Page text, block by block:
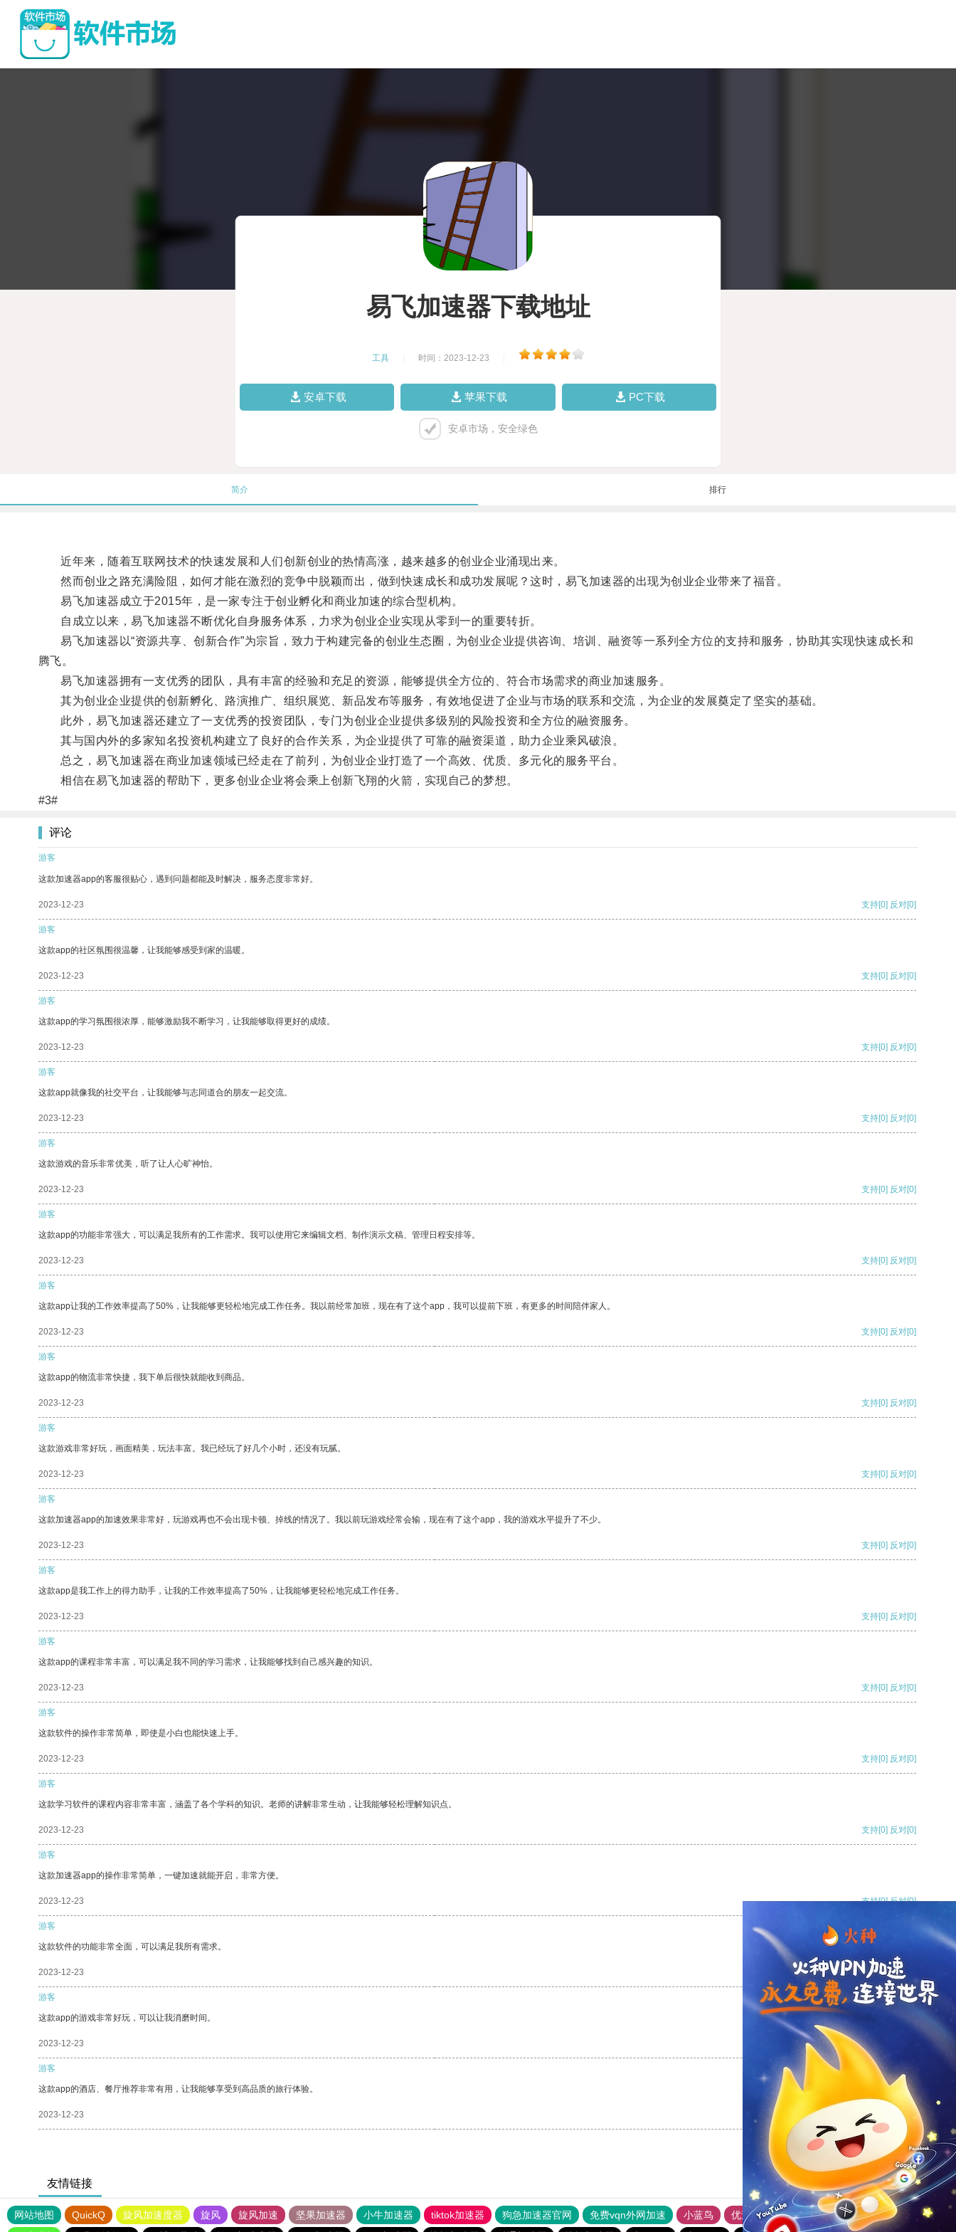
易飞加速器下载地址
工具 时间：2023-12-23
安卓下载 苹果下载 PC下载
安卓市场，安全绿色
简介 排行
近年来，随着互联网技术的快速发展和人们创新创业的热情高涨，越来越多的创业企业涌现出来。
然而创业之路充满险阻，如何才能在激烈的竞争中脱颖而出，做到快速成长和成功发展呢？这时，易飞加速器的出现为创业企业带来了福音。
易飞加速器成立于2015年，是一家专注于创业孵化和商业加速的综合型机构。
自成立以来，易飞加速器不断优化自身服务体系，力求为创业企业实现从零到一的重要转折。
易飞加速器以“资源共享、创新合作”为宗旨，致力于构建完备的创业生态圈，为创业企业提供咨询、培训、融资等一系列全方位的支持和服务，协助其实现快速成长和
腾飞。
易飞加速器拥有一支优秀的团队，具有丰富的经验和充足的资源，能够提供全方位的、符合市场需求的商业加速服务。
其为创业企业提供的创新孵化、路演推广、组织展览、新品发布等服务，有效地促进了企业与市场的联系和交流，为企业的发展奠定了坚实的基础。
此外，易飞加速器还建立了一支优秀的投资团队，专门为创业企业提供多级别的风险投资和全方位的融资服务。
其与国内外的多家知名投资机构建立了良好的合作关系，为企业提供了可靠的融资渠道，助力企业乘风破浪。
总之，易飞加速器在商业加速领域已经走在了前列，为创业企业打造了一个高效、优质、多元化的服务平台。
相信在易飞加速器的帮助下，更多创业企业将会乘上创新飞翔的火箭，实现自己的梦想。
#3#
评论
游客
这款加速器app的客服很贴心，遇到问题都能及时解决，服务态度非常好。
2023-12-23 支持[0] 反对[0]
游客
这款app的社区氛围很温馨，让我能够感受到家的温暖。
2023-12-23 支持[0] 反对[0]
游客
这款app的学习氛围很浓厚，能够激励我不断学习，让我能够取得更好的成绩。
2023-12-23 支持[0] 反对[0]
游客
这款app就像我的社交平台，让我能够与志同道合的朋友一起交流。
2023-12-23 支持[0] 反对[0]
游客
这款游戏的音乐非常优美，听了让人心旷神怡。
2023-12-23 支持[0] 反对[0]
游客
这款app的功能非常强大，可以满足我所有的工作需求。我可以使用它来编辑文档、制作演示文稿、管理日程安排等。
2023-12-23 支持[0] 反对[0]
游客
这款app让我的工作效率提高了50%，让我能够更轻松地完成工作任务。我以前经常加班，现在有了这个app，我可以提前下班，有更多的时间陪伴家人。
2023-12-23 支持[0] 反对[0]
游客
这款app的物流非常快捷，我下单后很快就能收到商品。
2023-12-23 支持[0] 反对[0]
游客
这款游戏非常好玩，画面精美，玩法丰富。我已经玩了好几个小时，还没有玩腻。
2023-12-23 支持[0] 反对[0]
游客
这款加速器app的加速效果非常好，玩游戏再也不会出现卡顿、掉线的情况了。我以前玩游戏经常会输，现在有了这个app，我的游戏水平提升了不少。
2023-12-23 支持[0] 反对[0]
游客
这款app是我工作上的得力助手，让我的工作效率提高了50%，让我能够更轻松地完成工作任务。
2023-12-23 支持[0] 反对[0]
游客
这款app的课程非常丰富，可以满足我不同的学习需求，让我能够找到自己感兴趣的知识。
2023-12-23 支持[0] 反对[0]
游客
这款软件的操作非常简单，即使是小白也能快速上手。
2023-12-23 支持[0] 反对[0]
游客
这款学习软件的课程内容非常丰富，涵盖了各个学科的知识。老师的讲解非常生动，让我能够轻松理解知识点。
2023-12-23 支持[0] 反对[0]
游客
这款加速器app的操作非常简单，一键加速就能开启，非常方便。
2023-12-23 支持[0] 反对[0]
游客
这款软件的功能非常全面，可以满足我所有需求。
2023-12-23 支持[0] 反对
游客
这款app的游戏非常好玩，可以让我消磨时间。
2023-12-23 支持
游客
这款app的酒店、餐厅推荐非常有用，让我能够享受到高品质的旅行体验。
2023-12-23 支持 反对 [0]
友情链接
网站地图 QuickQ 旋风加速度器 旋风 旋风加速 坚果加速器 小牛加速器 tiktok加速器 狗急加速器官网 免费vqn外网加速 小蓝鸟 优途加速器官网 风驰加速器
旋风加速器